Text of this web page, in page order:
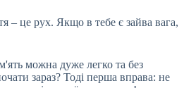
– це рух. Якщо в тебе є зайва вага,
можна дуже легко та без
зараз? Тоді перша вправа: не